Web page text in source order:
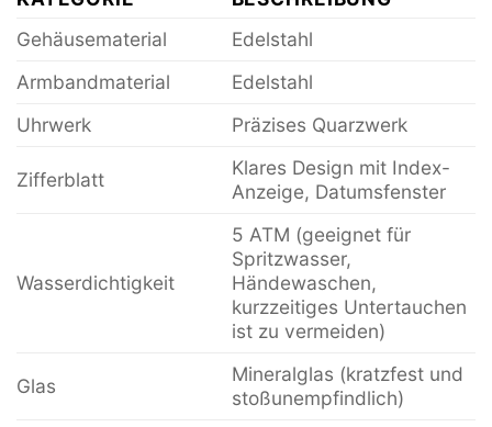
Gehäusematerial
Edelstahl
Armbandmaterial
Edelstahl
Uhrwerk
Präzises Quarzwerk
Zifferblatt
Klares Design mit Index-
Anzeige, Datumsfenster
Wasserdichtigkeit
5 ATM (geeignet für
Spritzwasser,
Händewaschen,
kurzzeitiges Untertauchen
ist zu vermeiden)
Glas
Mineralglas (kratzfest und
stoßunempfindlich)